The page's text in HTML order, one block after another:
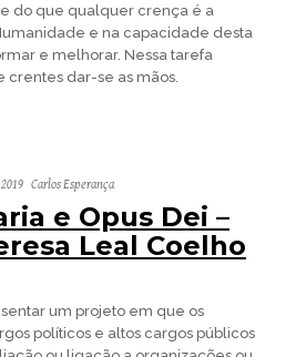
do que qualquer crença é a
e na capacidade desta
e melhorar. Nessa tarefa
crentes dar-se as mãos.
Carlos Esperança
e Opus Dei –
Leal Coelho
um projeto em que os
políticos e altos cargos públicos